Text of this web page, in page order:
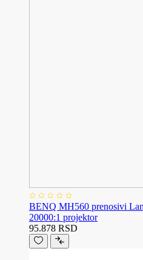
BENQ MH560 prenosivi
20000:1 projektor
95.878 RSD